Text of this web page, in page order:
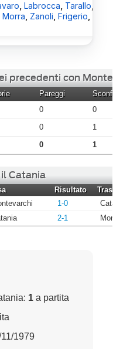
Labrocca Tarallo
Morra Zanoli Frigerio
precedenti con
Pareggi
0
0
0
1
0 1
Catania
Risultato
1-0
2-1
1 a partita
1979